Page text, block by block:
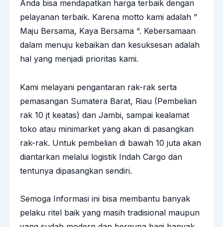
Anda bisa mendapatkan harga terbaik dengan
pelayanan terbaik. Karena motto kami adalah ”
Maju Bersama, Kaya Bersama “. Kebersamaan
dalam menuju kebaikan dan kesuksesan adalah
hal yang menjadi prioritas kami.
Kami melayani pengantaran rak-rak serta
pemasangan Sumatera Barat, Riau (Pembelian
rak 10 jt keatas) dan Jambi, sampai kealamat
toko atau minimarket yang akan di pasangkan
rak-rak. Untuk pembelian di bawah 10 juta akan
diantarkan melalui logistik Indah Cargo dan
tentunya dipasangkan sendiri.
Semoga Informasi ini bisa membantu banyak
pelaku ritel baik yang masih tradisional maupun